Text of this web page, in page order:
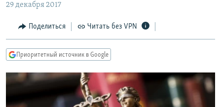
Вернутся
Вернутся
поиску
МНЕНИЯ
КУЛЬТУРА
КАВКАЗ.РЕАЛИИ
СЕВЕР.РЕАЛИИ
СИБИРЬ.РЕАЛИИ
29 декабря 2017
Поделиться Читать без VPN
Приоритетный источник в Google